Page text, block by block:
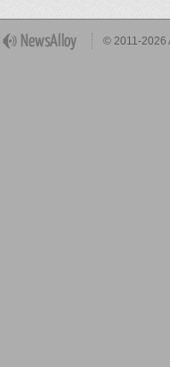
© 2011-2026